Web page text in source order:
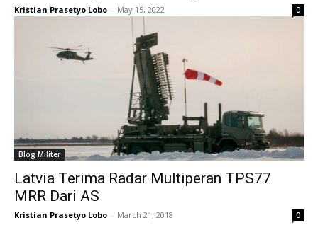
Kristian Prasetyo Lobo - May 15, 2022 0
Blog Militer
Latvia Terima Radar Multiperan TPS77
MRR Dari AS
Kristian Prasetyo Lobo - March 21, 2018 0